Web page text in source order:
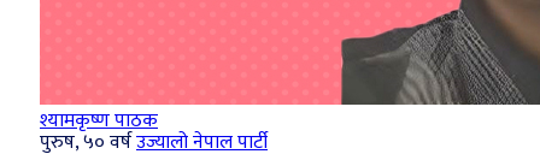
श्यामकृष्ण पाठक
पुरुष, ५० वर्षउज्यालो नेपाल पार्टी